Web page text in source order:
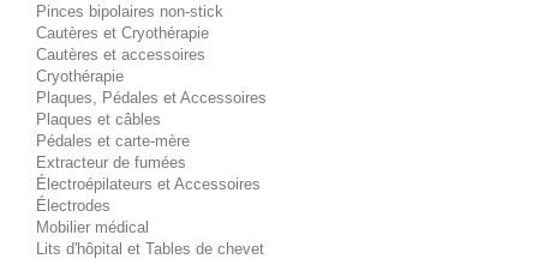
Pinces bipolaires non-stick
Cautères et Cryothérapie
Cautères et accessoires
Cryothérapie
Plaques, Pédales et Accessoires
Plaques et câbles
Pédales et carte-mère
Extracteur de fumées
Électroépilateurs et Accessoires
Électrodes
Mobilier médical
Lits d'hôpital et Tables de chevet